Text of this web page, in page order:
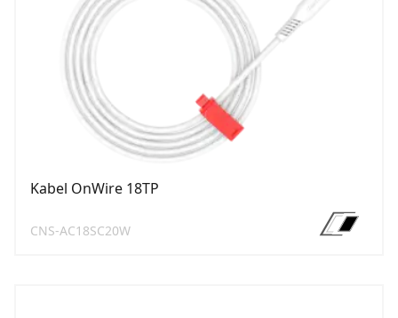
Kabel OnWire 18TP
CNS-AC18SC20W